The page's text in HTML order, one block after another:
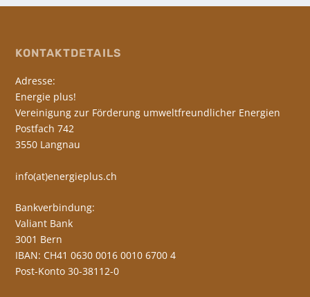
KONTAKTDETAILS
Adresse:
Energie plus!
Vereinigung zur Förderung umweltfreundlicher Energien
Postfach 742
3550 Langnau
info(at)energieplus.ch
Bankverbindung:
Valiant Bank
3001 Bern
IBAN: CH41 0630 0016 0010 6700 4
Post-Konto 30-38112-0